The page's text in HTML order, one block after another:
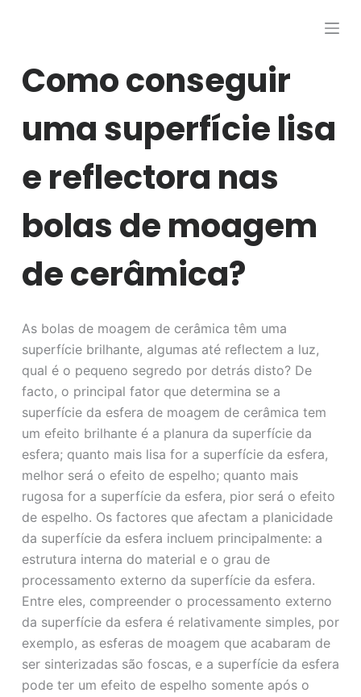
a
p
a
n
ú
d
o
Como conseguir
uma superfície lisa
e reflectora nas
bolas de moagem
de cerâmica?
As bolas de moagem de cerâmica têm uma
superfície brilhante, algumas até reflectem a luz,
qual é o pequeno segredo por detrás disto? De
facto, o principal fator que determina se a
superfície da esfera de moagem de cerâmica tem
um efeito brilhante é a planura da superfície da
esfera; quanto mais lisa for a superfície da esfera,
melhor será o efeito de espelho; quanto mais
rugosa for a superfície da esfera, pior será o efeito
de espelho. Os factores que afectam a planicidade
da superfície da esfera incluem principalmente: a
estrutura interna do material e o grau de
processamento externo da superfície da esfera.
Entre eles, compreender o processamento externo
da superfície da esfera é relativamente simples, por
exemplo, as esferas de moagem que acabaram de
ser sinterizadas são foscas, e a superfície da esfera
pode ter um efeito de espelho somente após o